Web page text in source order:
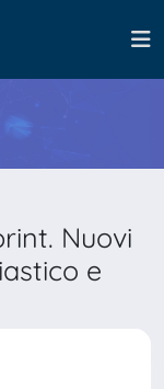
Nuovi
e